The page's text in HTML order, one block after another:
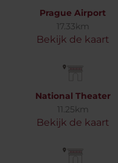
Prague Airport
17.33km
Bekijk de kaart
National Theater
11.25km
Bekijk de kaart